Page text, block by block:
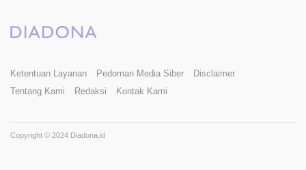
Ketentuan Layanan Pedoman Media Siber
Disclaimer
Tentang Kami
Redaksi Kontak Kami
Copyright © 2024 Diadona.id